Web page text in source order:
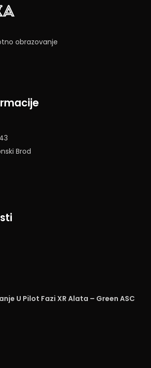
obrazovanje
Brod
U Pilot Fazi XR Alata – Green ASC